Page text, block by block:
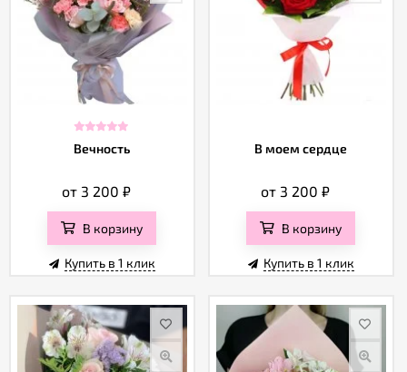
Вечность
от 3 200₽
В корзину
Купить в 1 клик
В моем сердце
от 3 200₽
В корзину
Купить в 1 клик